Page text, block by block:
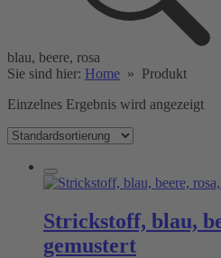
blau, beere, rosa
Sie sind hier: Home » Produkt
Einzelnes Ergebnis wird angezeigt
Strickstoff, blau,
gemustert